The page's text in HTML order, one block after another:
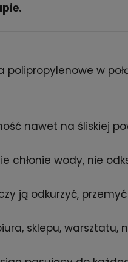
polipropylenowe w
nawet na śliskiej
chłonie wody, nie
ją odkurzyć,
sklepu, warsztatu,